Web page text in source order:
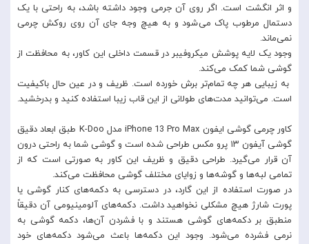
و اثر انگشت است. اگر روی آن جرمی وجود داشته باشد، به راحتی با یک
دستمال مرطوب پاک می‌شود و به هیچ وجه جای آن روی روکش چرمی
نمی‌ماند.
وجود یک لایه پوشش میکروفیبر در قسمت داخلی این کاور، به محافظت از
گوشی شما کمک می‌کند.
به زیبایی هر چه تما‌م‌تر برش خورده است. ظریف و در عین حال باکیفیت
است. می‌توانید مدت‌های طولانی از این قاب زیبا استفاده کنید و بدرخشید.
کاور چرمی گوشی ایفون iPhone 13 Pro Max مدل K-Doo طبق ابعاد دقیق
گوشی آیفون ۱۳ پرو مکس طراحی شده است و گوشی شما به راحتی درون
آن قرار می‌گیرد. طراحی دقیق و ظریف این کاور به صورتی است که از
تمامی لبه‌ها و گوشه‌ها و زوایای مختلف گوشی محافظت می‌کند.
در صورت استفاده از این گارد، در دسترسی به دکمه‌های کنار گوشی یا
پورت شارژ هیچ مشکلی نخواهید داشت. دکمه‌های آلومینیومی آن دقیقاً
منطبق بر دکمه‌های گوشی هستند و با فشردن آن‌ها، دکمه گوشی به
نرمی فشرده می‌شود. وجود این دکمه‌ها باعث می‌شود دکمه‌های خود